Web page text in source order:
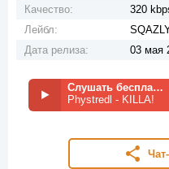
Качество:
320
Лейбл:
Дата релиза:
03 мая
Слушать бесплатно
Phystredl - KILLA!